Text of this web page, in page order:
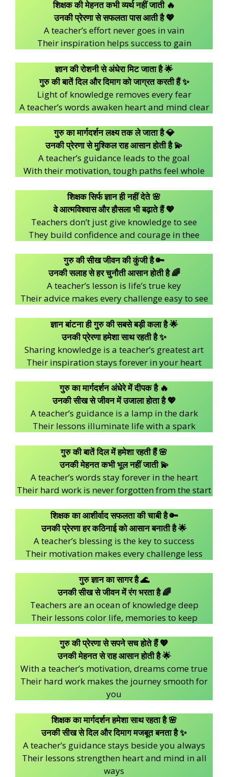
शिक्षक की मेहनत कभी व्यर्थ नहीं जाती 🔥
उनकी प्रेरणा से सफलता पास आती है 💖
A teacher’s effort never goes in vain
Their inspiration helps success to gain
ज्ञान की रोशनी से अंधेरा मिट जाता है 🌟
गुरु की बातें दिल और दिमाग को जाग्रत करती हैं ✨
Light of knowledge removes every fear
A teacher’s words awaken heart and mind clear
गुरु का मार्गदर्शन लक्ष्य तक ले जाता है 💎
उनकी प्रेरणा से मुश्किल राह आसान होती है 💫
A teacher’s guidance leads to the goal
With their motivation, tough paths feel whole
शिक्षक सिर्फ ज्ञान ही नहीं देते 🌸
वे आत्मविश्वास और हौसला भी बढ़ाते हैं 💖
Teachers don’t just give knowledge to see
They build confidence and courage in thee
गुरु की सीख जीवन की कुंजी है 🔑
उनकी सलाह से हर चुनौती आसान होती है 🌈
A teacher’s lesson is life’s true key
Their advice makes every challenge easy to see
ज्ञान बांटना ही गुरु की सबसे बड़ी कला है 🌟
उनकी प्रेरणा हमेशा साथ रहती है ✨
Sharing knowledge is a teacher’s greatest art
Their inspiration stays forever in your heart
गुरु का मार्गदर्शन अंधेरे में दीपक है 🔥
उनकी सीख से जीवन में उजाला होता है 💖
A teacher’s guidance is a lamp in the dark
Their lessons illuminate life with a spark
गुरु की बातें दिल में हमेशा रहती हैं 🌸
उनकी मेहनत कभी भूल नहीं जाती 💫
A teacher’s words stay forever in the heart
Their hard work is never forgotten from the start
शिक्षक का आशीर्वाद सफलता की चाबी है 🔑
उनकी प्रेरणा हर कठिनाई को आसान बनाती है 🌟
A teacher’s blessing is the key to success
Their motivation makes every challenge less
गुरु ज्ञान का सागर है 🌊
उनकी सीख से जीवन में रंग भरता है 🌈
Teachers are an ocean of knowledge deep
Their lessons color life, memories to keep
गुरु की प्रेरणा से सपने सच होते हैं 💖
उनकी मेहनत से राह आसान होती है 🌟
With a teacher’s motivation, dreams come true
Their hard work makes the journey smooth for
you
शिक्षक का मार्गदर्शन हमेशा साथ रहता है 🌸
उनकी सीख से दिल और दिमाग मजबूत बनता है ✨
A teacher’s guidance stays beside you always
Their lessons strengthen heart and mind in all
ways